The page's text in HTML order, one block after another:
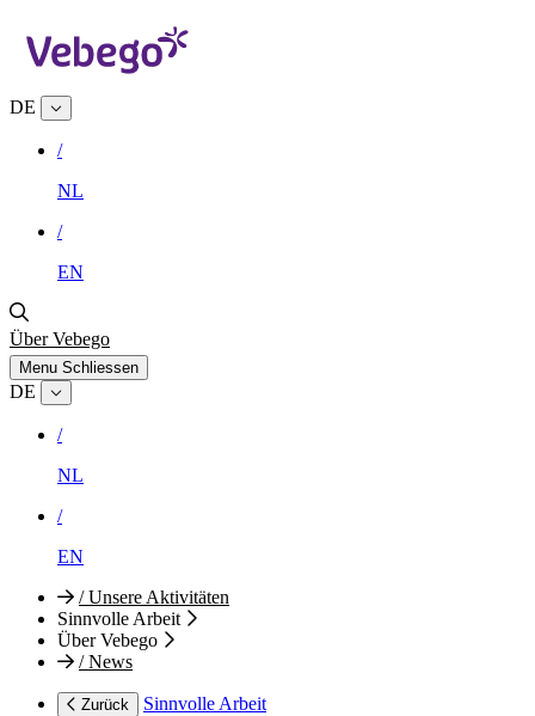
DE
/
NL
/
EN
Über Vebego
Menu Schliessen
DE
/
NL
/
EN
/Unsere Aktivitäten
Sinnvolle Arbeit
Über Vebego
/News
Zurück
Sinnvolle Arbeit